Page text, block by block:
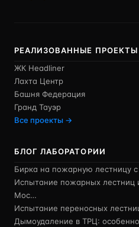
РЕАЛИЗОВАННЫЕ ПРОЕКТЫ
ЖК Headliner
Лахта Центр
Башня Федерация
Гранд Тауэр
Все проекты →
БЛОГ ЛАБОРАТОРИИ
Бирка на пожарную лестницу
Испытание пожарных лестниц
Мос…
Испытание переносных
Дымоудаление в ТРЦ: